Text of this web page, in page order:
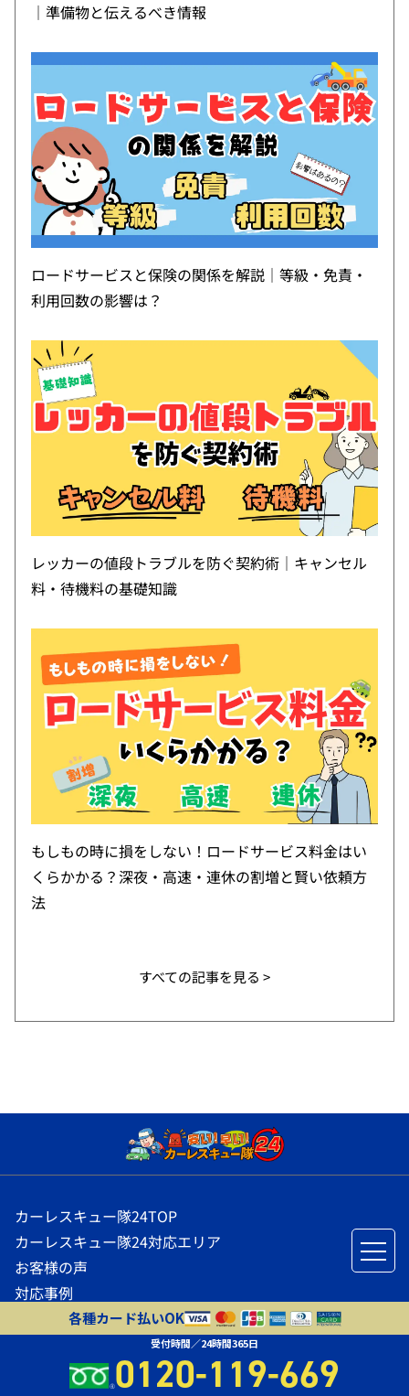
｜準備物と伝えるべき情報
ロードサービスと保険の関係を解説｜等級・免責・
利用回数の影響は？
レッカーの値段トラブルを防ぐ契約術｜キャンセル
料・待機料の基礎知識
もしもの時に損をしない！ロードサービス料金はい
くらかかる？深夜・高速・連休の割増と賢い依頼方
法
すべての記事を見る >
各種カード払いOK
受付時間／24時間365日
0120-119-669
カーレスキュー隊24TOP
カーレスキュー隊24対応エリア
お客様の声
対応事例
カーレスキュー隊24の豆知識
会社概要